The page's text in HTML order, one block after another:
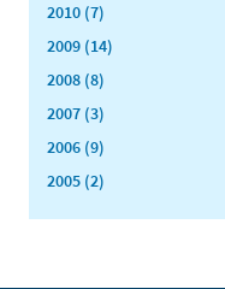
2010 (7)
2009 (14)
2008 (8)
2007 (3)
2006 (9)
2005 (2)